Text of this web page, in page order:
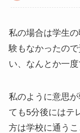
私の場合は学生
験もなかったの
い、なんとか一
私のように意思
ても5分後にはテ
方は学校に通う